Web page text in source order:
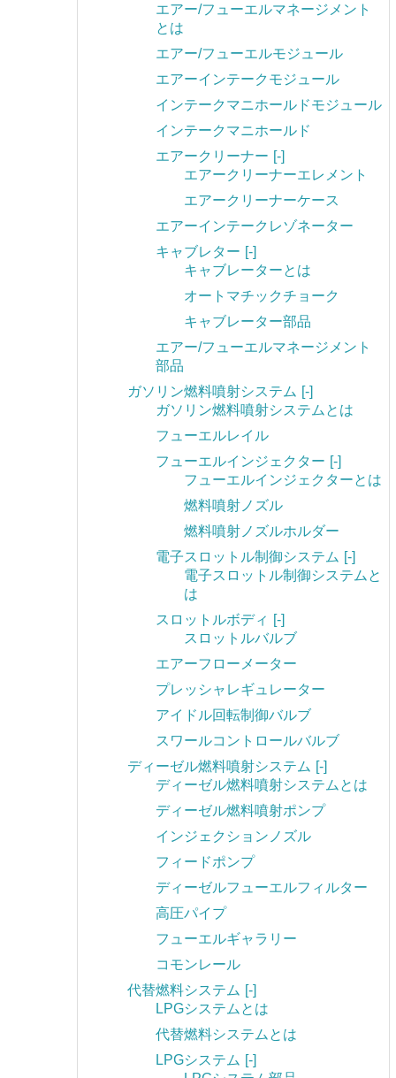
エアー/フューエルマネージメント
とは
エアー/フューエルモジュール
エアーインテークモジュール
インテークマニホールドモジュール
インテークマニホールド
エアークリーナー [-]
エアークリーナーエレメント
エアークリーナーケース
エアーインテークレゾネーター
キャブレター [-]
キャブレーターとは
オートマチックチョーク
キャブレーター部品
エアー/フューエルマネージメント
部品
ガソリン燃料噴射システム [-]
ガソリン燃料噴射システムとは
フューエルレイル
フューエルインジェクター [-]
フューエルインジェクターとは
燃料噴射ノズル
燃料噴射ノズルホルダー
電子スロットル制御システム [-]
電子スロットル制御システムと
は
スロットルボディ [-]
スロットルバルブ
エアーフローメーター
プレッシャレギュレーター
アイドル回転制御バルブ
スワールコントロールバルブ
ディーゼル燃料噴射システム [-]
ディーゼル燃料噴射システムとは
ディーゼル燃料噴射ポンプ
インジェクションノズル
フィードポンプ
ディーゼルフューエルフィルター
高圧パイプ
フューエルギャラリー
コモンレール
代替燃料システム [-]
LPGシステムとは
代替燃料システムとは
LPGシステム [-]